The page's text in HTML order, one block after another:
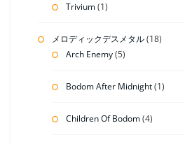
Trivium(1)
メロディックデスメタル(18)
Arch Enemy(5)
Bodom After Midnight(1)
Children Of Bodom(4)